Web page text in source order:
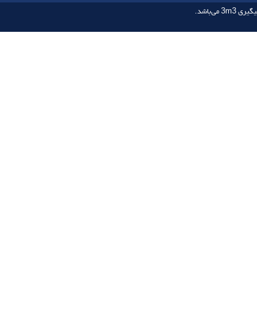
3m3 می‌باشد.